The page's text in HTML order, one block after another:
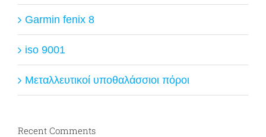
Garmin fenix 8
iso 9001
Μεταλλευτικοί υποθαλάσσιοι πόροι
Recent Comments